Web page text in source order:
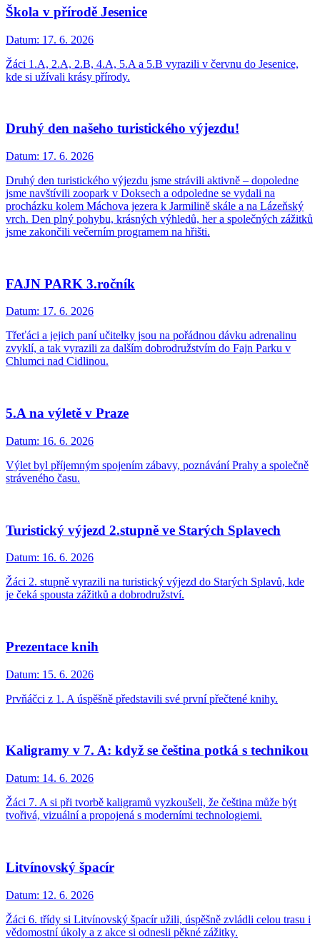
Škola v přírodě Jesenice
Datum: 17. 6. 2026
Žáci 1.A, 2.A, 2.B, 4.A, 5.A a 5.B vyrazili v červnu do Jesenice,
kde si užívali krásy přírody.
Druhý den našeho turistického výjezdu!
Datum: 17. 6. 2026
Druhý den turistického výjezdu jsme strávili aktivně – dopoledne
jsme navštívili zoopark v Doksech a odpoledne se vydali na
procházku kolem Máchova jezera k Jarmilině skále a na Lázeňský
vrch. Den plný pohybu, krásných výhledů, her a společných zážitků
jsme zakončili večerním programem na hřišti.
FAJN PARK 3.ročník
Datum: 17. 6. 2026
Třeťáci a jejich paní učitelky jsou na pořádnou dávku adrenalinu
zvyklí, a tak vyrazili za dalším dobrodružstvím do Fajn Parku v
Chlumci nad Cidlinou.
5.A na výletě v Praze
Datum: 16. 6. 2026
Výlet byl příjemným spojením zábavy, poznávání Prahy a společně
stráveného času.
Turistický výjezd 2.stupně ve Starých Splavech
Datum: 16. 6. 2026
Žáci 2. stupně vyrazili na turistický výjezd do Starých Splavů, kde
je čeká spousta zážitků a dobrodružství.
Prezentace knih
Datum: 15. 6. 2026
Prvňáčci z 1. A úspěšně představili své první přečtené knihy.
Kaligramy v 7. A: když se čeština potká s technikou
Datum: 14. 6. 2026
Žáci 7. A si při tvorbě kaligramů vyzkoušeli, že čeština může být
tvořivá, vizuální a propojená s moderními technologiemi.
Litvínovský špacír
Datum: 12. 6. 2026
Žáci 6. třídy si Litvínovský špacír užili, úspěšně zvládli celou trasu i
vědomostní úkoly a z akce si odnesli pěkné zážitky.